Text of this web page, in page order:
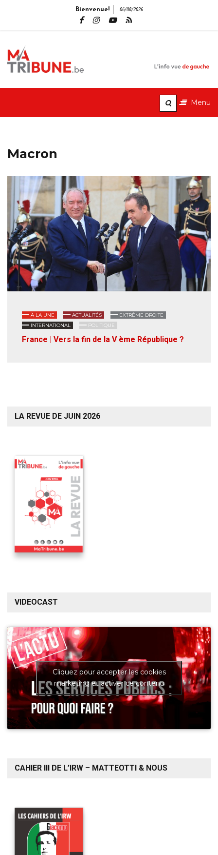
Bienvenue! 06/08/2026
Menu
Macron
À LA UNE ACTUALITÉS
EXTRÊME DROITE
INTERNATIONAL
POLITIQUE
France | Vers la fin de la V ème République ?
LA REVUE DE JUIN 2026
VIDEOCAST
Cliquez pour accepter les cookies
marketing et activer ce contenu
CAHIER III DE L’IRW – MATTEOTTI & NOUS